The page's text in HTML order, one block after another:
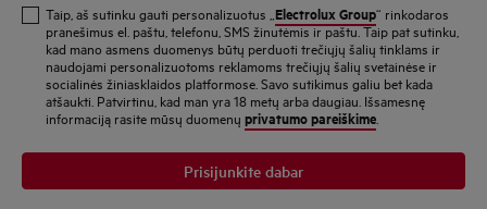
adresą
Taip, aš sutinku gauti personalizuotus „ Electrolux Group“ rinkodaros
pranešimus el. paštu, telefonu, SMS žinutėmis ir paštu. Taip pat sutinku,
kad mano asmens duomenys būtų perduoti trečiųjų šalių tinklams ir
naudojami personalizuotoms reklamoms trečiųjų šalių svetainėse ir
socialinės žiniasklaidos platformose. Savo sutikimus galiu bet kada
atšaukti. Patvirtinu, kad man yra 18 metų arba daugiau. Išsamesnę
informaciją rasite mūsų duomenų privatumo pareiškime
Prisijunkite dabar